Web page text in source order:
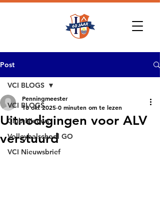
Post
VCI BLOGS
Club Nieuws
Volleybalschool GO
VCI Nieuwsbrief
VCI BLOGS
Uitnodigingen voor ALV
verstuurd
Penningmeester
18 okt 2025 0 minuten om te lezen